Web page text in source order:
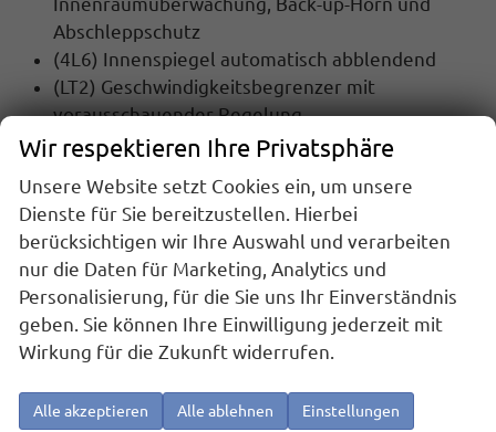
Abschleppschutz
(4L6) Innenspiegel automatisch abblendend
(LT2) Geschwindigkeitsbegrenzer mit
vorausschauender Regelung
(UH2) Elektronische Parkbremse inkl. Auto-
(6C4) Kopf- und Seitenairbags vorn und hinten,
Center-Airbag
(8J5) Notbremsassistent ""Front Assist"" mit
Fußgänger- und Radfahrererkennung
(NZ4) Notruf Service
(7L6) Start-Stopp Automatik
(8N6) Regensensor
(8A5) Parkassistent ""Park Assist Pro"", inkl.
Einparkhilfe
Wir respektieren Ihre Privatsphäre
Unsere Website setzt Cookies ein, um unsere
Dienste für Sie bereitzustellen. Hierbei
berücksichtigen wir Ihre Auswahl und verarbeiten
nur die Daten für Marketing, Analytics und
Personalisierung, für die Sie uns Ihr Einverständnis
geben. Sie können Ihre Einwilligung jederzeit mit
Wirkung für die Zukunft widerrufen.
Alle akzeptieren Alle ablehnen Einstellungen